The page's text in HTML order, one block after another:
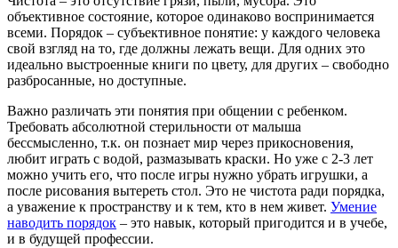
объективное состояние, которое одинаково воспринимается
всеми. Порядок – субъективное понятие: у каждого человека
свой взгляд на то, где должны лежать вещи. Для одних это
идеально выстроенные книги по цвету, для других – свободно
разбросанные, но доступные.
Важно различать эти понятия при общении с ребенком.
Требовать абсолютной стерильности от малыша
бессмысленно, т.к. он познает мир через прикосновения,
любит играть с водой, размазывать краски. Но уже с 2-3 лет
можно учить его, что после игры нужно убрать игрушки, а
после рисования вытереть стол. Это не чистота ради порядка,
а уважение к пространству и к тем, кто в нем живет. Умение
наводить порядок – это навык, который пригодится и в учебе,
и в будущей профессии.